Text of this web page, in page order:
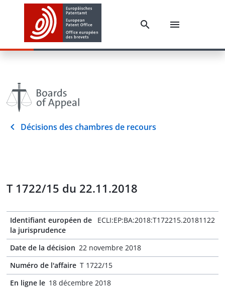
Décisions des chambres de recours
T 1722/15 du 22.11.2018
Identifiant européen de
la jurisprudence
ECLI:EP:BA:2018:T172215.20181122
Date de la décision 22 novembre 2018
Numéro de l'affaire T 1722/15
En ligne le 18 décembre 2018